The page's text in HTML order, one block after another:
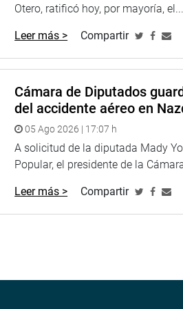
Otero, ratificó hoy, por mayoría, el...
Leer más > Compartir
Cámara de Diputados
del accidente aéreo en
05 Ago 2026 | 17:07 h
A solicitud de la diputada Mady
Popular, el presidente de la
Leer más > Compartir